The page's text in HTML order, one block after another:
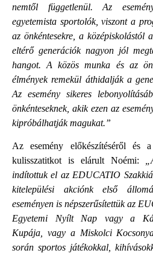
nemtől függetlenül. Az
egyetemista sportolók, viszont a
az önkéntesekre, a középiskolástól
eltérő generációk nagyon jól
hangot. A közös munka és az
élmények remekül áthidalják a
Az esemény sikeres
önkénteseknek, akik ezen az
kipróbálhatják magukat.”
Az esemény előkészítéséről és
kulisszatitkot is elárult Noémi:
indítottuk el az EDUCATIO
kitelepülési akciónk első
eseményen is népszerűsítettük az
Egyetemi Nyílt Nap vagy a
Kupája, vagy a Miskolci
során sportos játékokkal,